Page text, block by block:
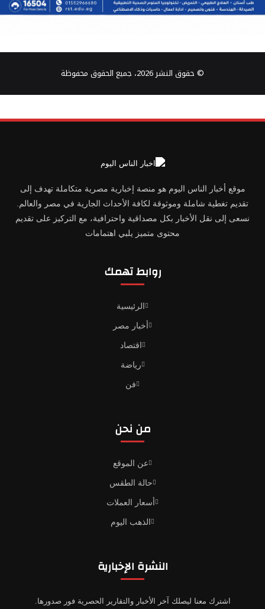
© حقوق النشر 2026، جميع الحقوق محفوظة
موقع أخبار الناس اليوم هو منصة إخبارية مصرية متكاملة تهدف إلى
تقديم تغطية شاملة وموثوقة لكافة الأحداث الجارية في مصر والعالم.
نسعى إلى نقل الأخبار بكل مصداقية واحترافية، مع التركيز على تقديم
محتوى متميز يلبي اهتمامات
روابط تهمك
الرئيسية
أخبار مصر
اقتصاد
رياضة
فن
من نحن
عن الموقع
حالة الطقس
أسعار العملات
الذهب اليوم
النشرة الإخبارية
اشترك معنا ليصلك آخر الأخبار والتقارير الحصرية فور صدورها.